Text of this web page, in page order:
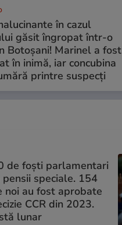
în cazul
găsit îngropat într-o
Botoșani! Marinel a fost
în inimă, iar concubina
printre suspecți
de foști parlamentari
pensii speciale. 154
noi au fost aprobate
CCR din 2023.
lunar